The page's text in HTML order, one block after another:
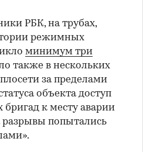
РБК, на трубах,
режимных
минимум три
также в нескольких
за пределами
объекта доступ
к месту аварии
разрывы попытались